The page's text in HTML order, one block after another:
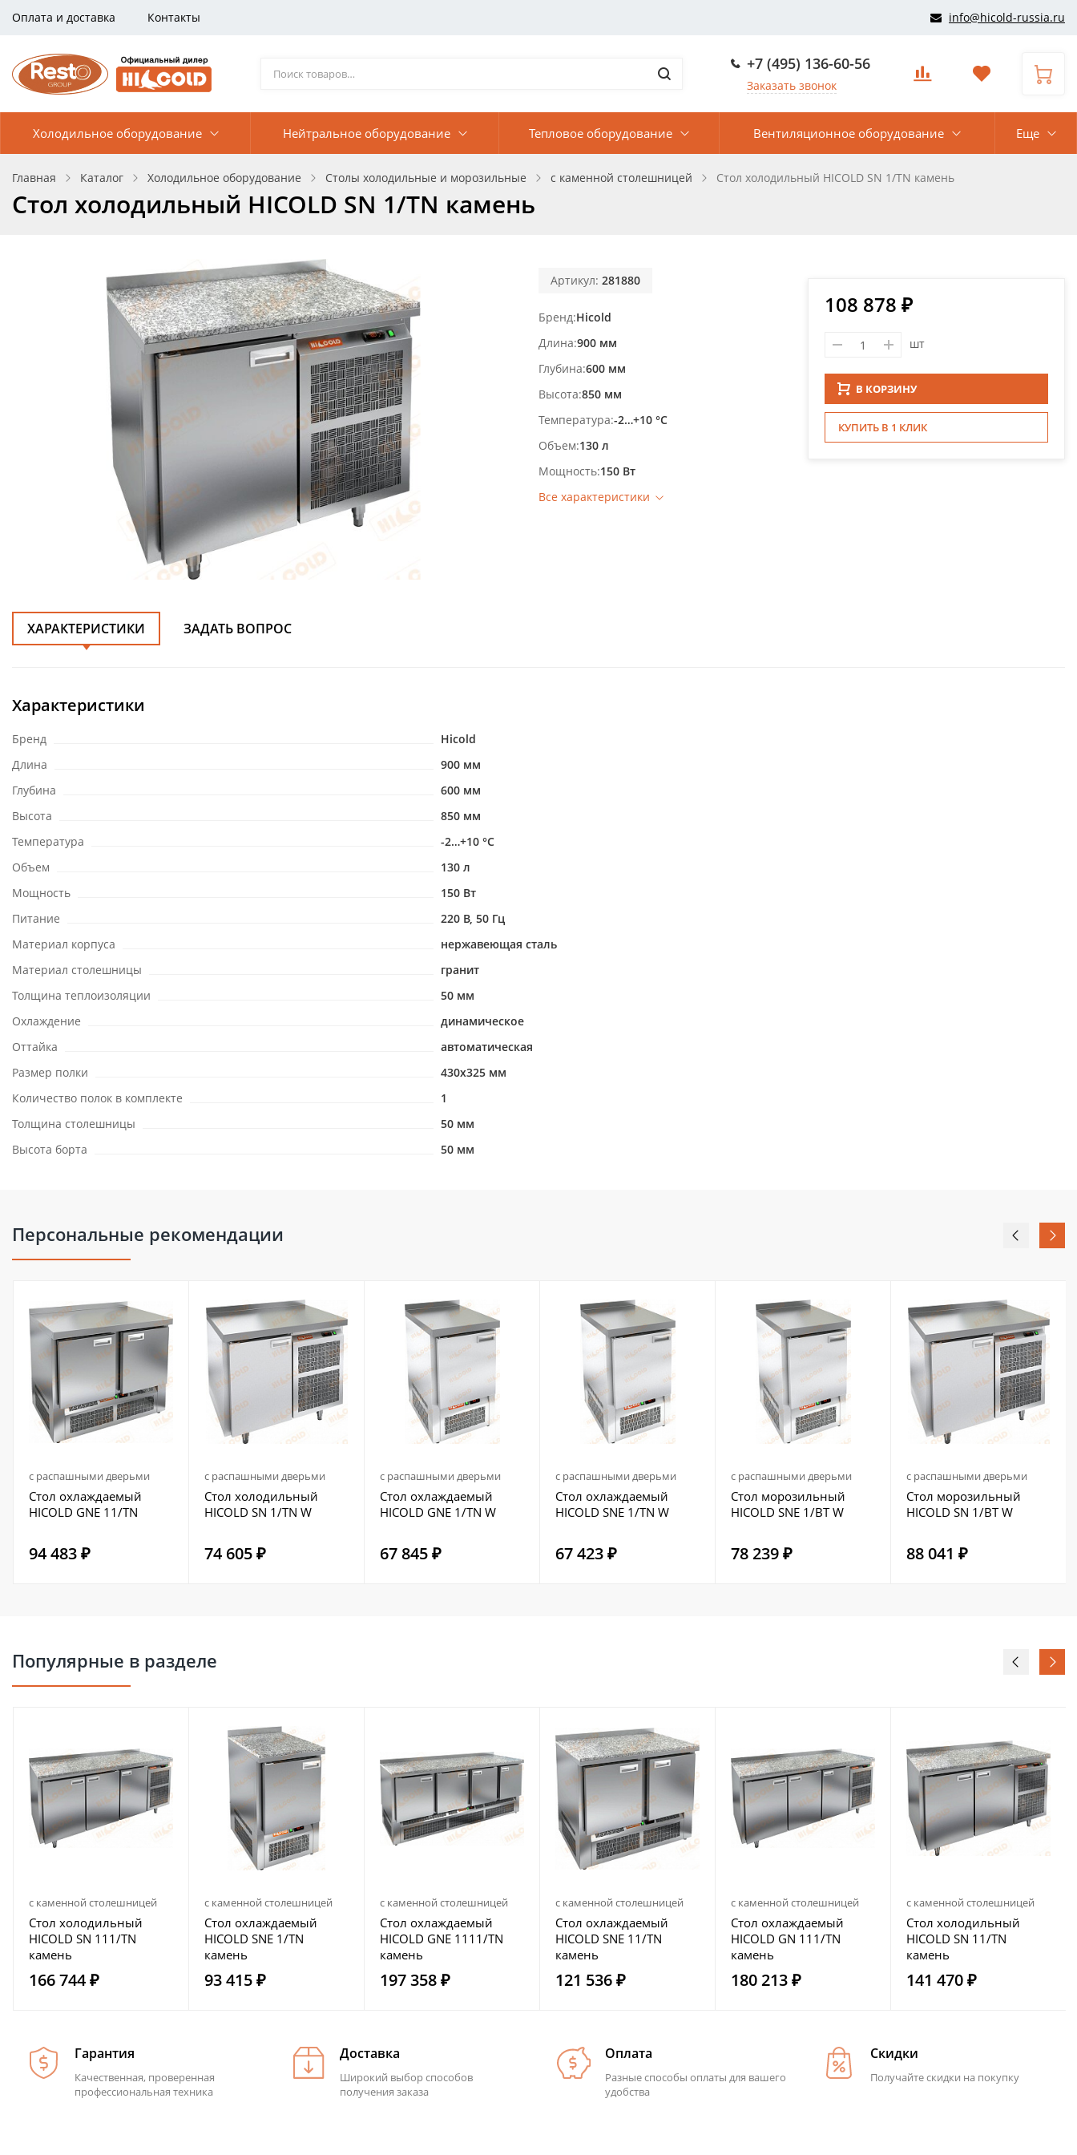
Оплата и доставка Контакты info@hicold-russia.ru
+7 (495) 136-60-56
Заказать звонок
Холодильное оборудование Нейтральное оборудование Тепловое оборудование Вентиляционное оборудование Еще
Главная Каталог Холодильное оборудование Столы холодильные и морозильные с каменной столешницей Стол холодильный HICOLD SN 1/TN камень
Стол холодильный HICOLD SN 1/TN камень
Артикул: 281880
Бренд Hicold
Длина 900 мм
Глубина 600 мм
Высота 850 мм
Температура -2…+10 °С
Объем 130 л
Мощность 150 Вт
Все характеристики
108 878 ₽
шт
В КОРЗИНУ
КУПИТЬ В 1 КЛИК
ХАРАКТЕРИСТИКИ ЗАДАТЬ ВОПРОС
Характеристики
Бренд
Hicold
Длина
900 мм
Глубина
600 мм
Высота
850 мм
Температура
-2…+10 °С
Объем
130 л
Мощность
150 Вт
Питание
220 В, 50 Гц
Материал корпуса
нержавеющая сталь
Материал столешницы
гранит
Толщина теплоизоляции
50 мм
Охлаждение
динамическое
Оттайка
автоматическая
Размер полки
430х325 мм
Количество полок в комплекте
1
Толщина столешницы
50 мм
Высота борта
50 мм
Персональные рекомендации
с распашными дверьми
Стол охлаждаемый
HICOLD GNE 11/TN
94 483 ₽
с распашными дверьми
Стол холодильный
HICOLD SN 1/TN W
74 605 ₽
с распашными дверьми
Стол охлаждаемый
HICOLD GNE 1/TN W
67 845 ₽
с распашными дверьми
Стол охлаждаемый
HICOLD SNE 1/TN W
67 423 ₽
с распашными дверьми
Стол морозильный
HICOLD SNE 1/BT W
78 239 ₽
с распашными дверьми
Стол морозильный
HICOLD SN 1/BT W
88 041 ₽
Популярные в разделе
с каменной столешницей
Стол холодильный
HICOLD SN 111/TN
камень
166 744 ₽
с каменной столешницей
Стол охлаждаемый
HICOLD SNE 1/TN
камень
93 415 ₽
с каменной столешницей
Стол охлаждаемый
HICOLD GNE 1111/TN
камень
197 358 ₽
с каменной столешницей
Стол охлаждаемый
HICOLD SNE 11/TN
камень
121 536 ₽
с каменной столешницей
Стол охлаждаемый
HICOLD GN 111/TN
камень
180 213 ₽
с каменной столешницей
Стол холодильный
HICOLD SN 11/TN
камень
141 470 ₽
Гарантия
Качественная, проверенная
профессиональная техника
Доставка
Широкий выбор способов
получения заказа
Оплата
Разные способы оплаты для вашего
удобства
Скидки
Получайте скидки на покупку